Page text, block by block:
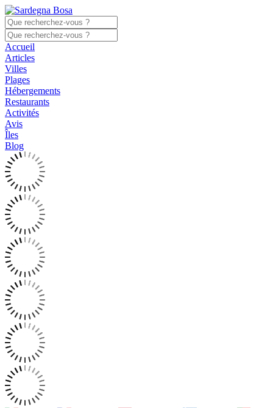
Accueil
Articles
Villes
Plages
Hébergements
Restaurants
Activités
Avis
Îles
Blog